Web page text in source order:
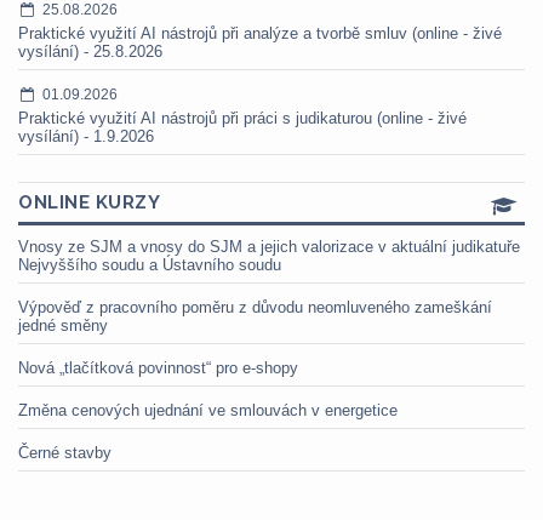
25.08.2026
Praktické využití AI nástrojů při analýze a tvorbě smluv (online - živé
vysílání) - 25.8.2026
01.09.2026
Praktické využití AI nástrojů při práci s judikaturou (online - živé
vysílání) - 1.9.2026
ONLINE KURZY
Vnosy ze SJM a vnosy do SJM a jejich valorizace v aktuální judikatuře
Nejvyššího soudu a Ústavního soudu
Výpověď z pracovního poměru z důvodu neomluveného zameškání
jedné směny
Nová „tlačítková povinnost“ pro e-shopy
Změna cenových ujednání ve smlouvách v energetice
Černé stavby